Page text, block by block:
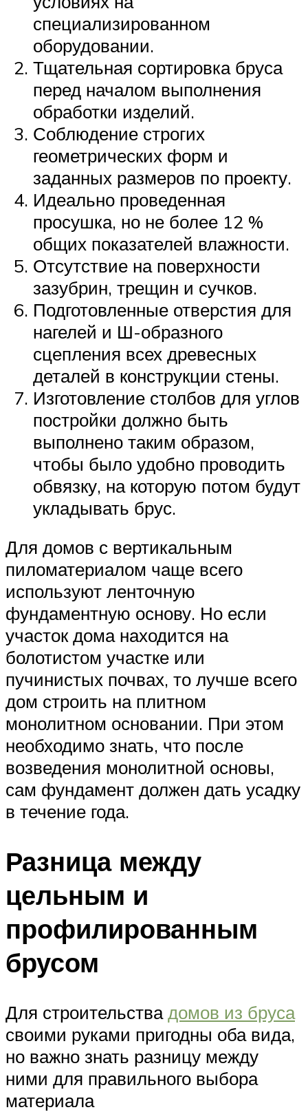
специализированном
оборудовании.
Тщательная сортировка бруса
перед началом выполнения
обработки изделий.
Соблюдение строгих
геометрических форм и
заданных размеров по проекту.
Идеально проведенная
просушка, но не более 12 %
общих показателей влажности.
Отсутствие на поверхности
зазубрин, трещин и сучков.
Подготовленные отверстия для
нагелей и Ш-образного
сцепления всех древесных
деталей в конструкции стены.
Изготовление столбов для углов
постройки должно быть
выполнено таким образом,
чтобы было удобно проводить
обвязку, на которую потом будут
укладывать брус.
Для домов с вертикальным
пиломатериалом чаще всего
используют ленточную
фундаментную основу. Но если
участок дома находится на
болотистом участке или
пучинистых почвах, то лучше всего
дом строить на плитном
монолитном основании. При этом
необходимо знать, что после
возведения монолитной основы,
сам фундамент должен дать усадку
в течение года.
Разница между
цельным и
профилированным
брусом
Для строительствадомов из бруса
своими руками пригодны оба вида,
но важно знать разницу между
ними для правильного выбора
материала